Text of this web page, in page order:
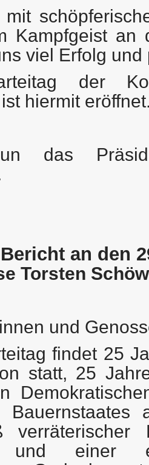
Kampfgeist
viel Erfolg
der
hiermit
das
an den
Torsten
und
findet 25
statt, 25
Bauernstaates
verräterischer
und einer